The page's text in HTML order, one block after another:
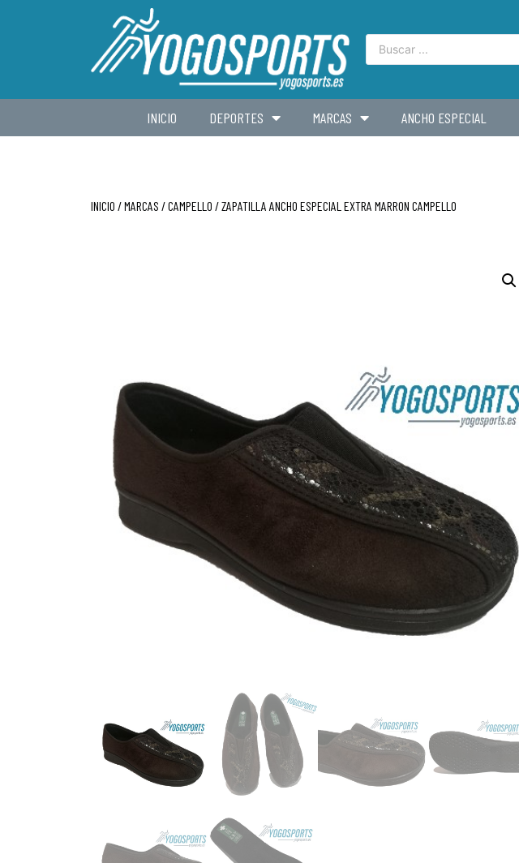
INICIO DEPORTES MARCAS ANCHO ESPECIAL
INICIO /MARCAS /CAMPELLO / ZAPATILLA ANCHO ESPECIAL EXTRA MARRON CAMPELLO